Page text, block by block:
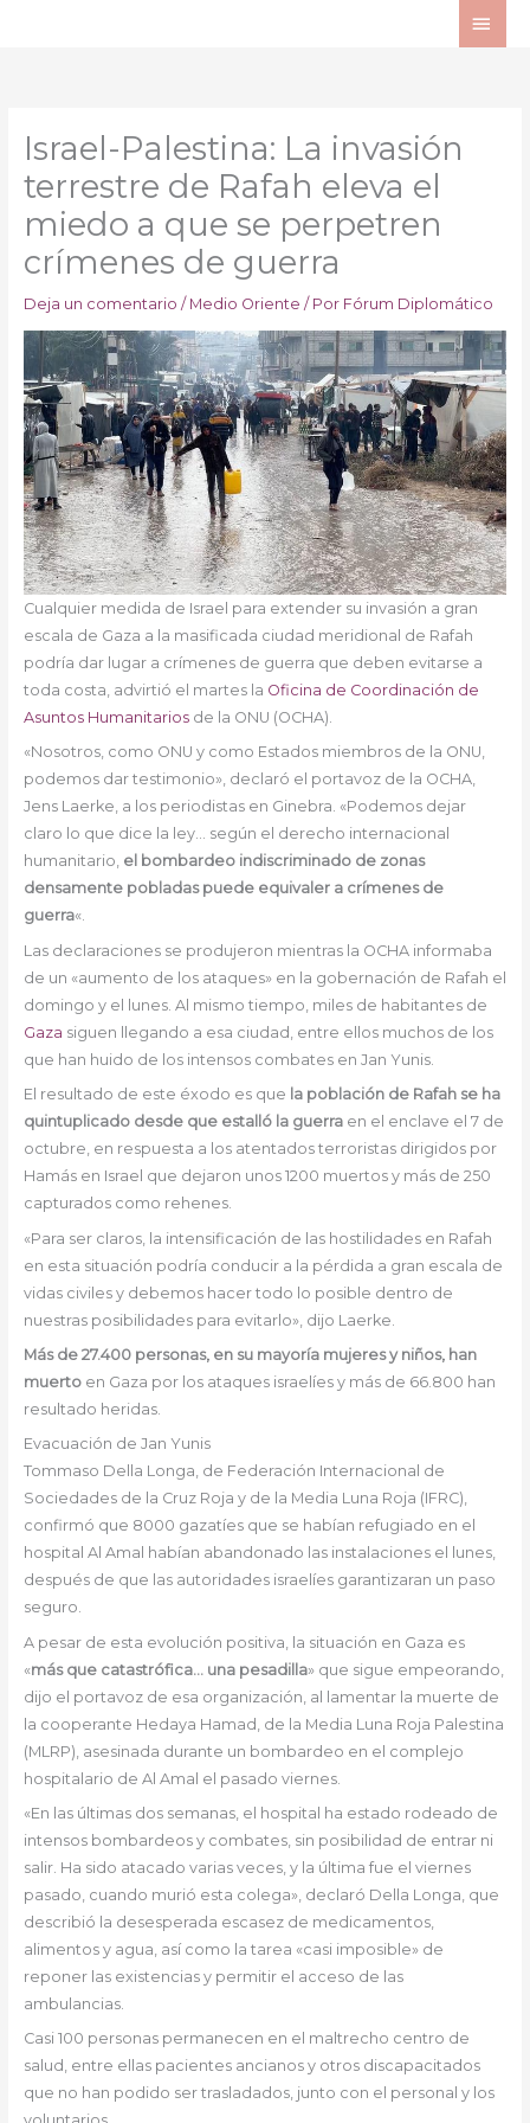
Israel-Palestina: La invasión
terrestre de Rafah eleva el
miedo a que se perpetren
crímenes de guerra
Deja un comentario / Medio Oriente / Por Fórum Diplomático
Cualquier medida de Israel para extender su invasión a gran
escala de Gaza a la masificada ciudad meridional de Rafah
podría dar lugar a crímenes de guerra que deben evitarse a
toda costa, advirtió el martes la Oficina de Coordinación de
Asuntos Humanitariosde la ONU (OCHA).
«Nosotros, como ONU y como Estados miembros de la ONU,
podemos dar testimonio», declaró el portavoz de la OCHA,
Jens Laerke, a los periodistas en Ginebra. «Podemos dejar
claro lo que dice la ley… según el derecho internacional
humanitario, el bombardeo indiscriminado de zonas
densamente pobladas puede equivaler a crímenes de
guerra«.
Las declaraciones se produjeron mientras la OCHA informaba
de un «aumento de los ataques» en la gobernación de Rafah el
domingo y el lunes. Al mismo tiempo, miles de habitantes de
Gaza siguen llegando a esa ciudad, entre ellos muchos de los
que han huido de los intensos combates en Jan Yunis.
El resultado de este éxodo es que la población de Rafah se ha
quintuplicado desde que estalló la guerraen el enclave el 7 de
octubre, en respuesta a los atentados terroristas dirigidos por
Hamás en Israel que dejaron unos 1200 muertos y más de 250
capturados como rehenes.
«Para ser claros, la intensificación de las hostilidades en Rafah
en esta situación podría conducir a la pérdida a gran escala de
vidas civiles y debemos hacer todo lo posible dentro de
nuestras posibilidades para evitarlo», dijo Laerke.
Más de 27.400 personas, en su mayoría mujeres y niños, han
muertoen Gaza por los ataques israelíes y más de 66.800 han
resultado heridas.
Evacuación de Jan Yunis
Tommaso Della Longa, de Federación Internacional de
Sociedades de la Cruz Roja y de la Media Luna Roja (IFRC),
confirmó que 8000 gazatíes que se habían refugiado en el
hospital Al Amal habían abandonado las instalaciones el lunes,
después de que las autoridades israelíes garantizaran un paso
seguro.
A pesar de esta evolución positiva, la situación en Gaza es
«más que catastrófica… una pesadilla» que sigue empeorando,
dijo el portavoz de esa organización, al lamentar la muerte de
la cooperante Hedaya Hamad, de la Media Luna Roja Palestina
(MLRP), asesinada durante un bombardeo en el complejo
hospitalario de Al Amal el pasado viernes.
«En las últimas dos semanas, el hospital ha estado rodeado de
intensos bombardeos y combates, sin posibilidad de entrar ni
salir. Ha sido atacado varias veces, y la última fue el viernes
pasado, cuando murió esta colega», declaró Della Longa, que
describió la desesperada escasez de medicamentos,
alimentos y agua, así como la tarea «casi imposible» de
reponer las existencias y permitir el acceso de las
ambulancias.
Casi 100 personas permanecen en el maltrecho centro de
salud, entre ellas pacientes ancianos y otros discapacitados
que no han podido ser trasladados, junto con el personal y los